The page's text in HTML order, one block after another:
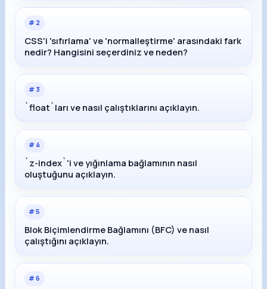
# 2
CSS'i 'sıfırlama' ve 'normalleştirme' arasındaki fark
nedir? Hangisini seçerdiniz ve neden?
# 3
`float`ları ve nasıl çalıştıklarını açıklayın.
# 4
`z-index`'i ve yığınlama bağlamının nasıl
oluştuğunu açıklayın.
#5
Blok Biçimlendirme Bağlamını (BFC) ve nasıl
çalıştığını açıklayın.
#6